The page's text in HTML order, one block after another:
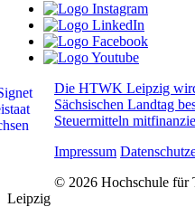
Die HTWK Leipzig
Sächsischen Landtag
Steuermitteln
Impressum
© 2026 Hochschule für
Leipzig